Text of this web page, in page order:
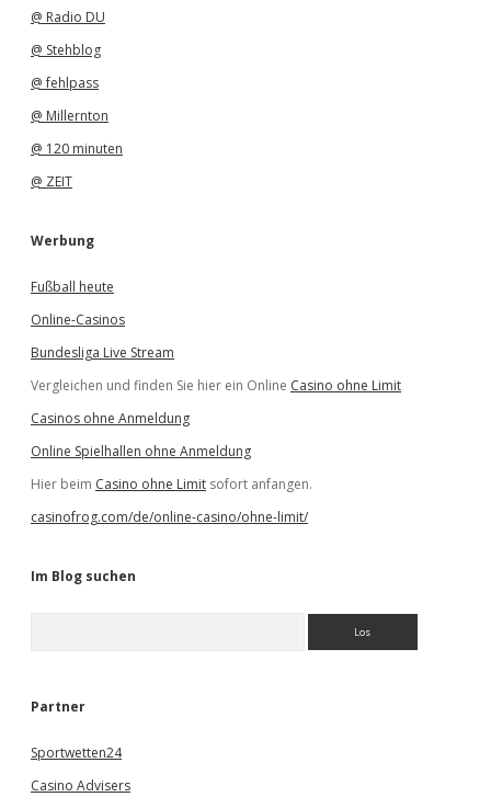
@ Radio DU
@ Stehblog
@ fehlpass
@ Millernton
@ 120 minuten
@ ZEIT
Werbung
Fußball heute
Online-Casinos
Bundesliga Live Stream
Vergleichen und finden Sie hier ein Online Casino ohne Limit
Casinos ohne Anmeldung
Online Spielhallen ohne Anmeldung
Hier beim Casino ohne Limit sofort anfangen.
casinofrog.com/de/online-casino/ohne-limit/
Im Blog suchen
e
Partner
Sportwetten24
Casino Advisers